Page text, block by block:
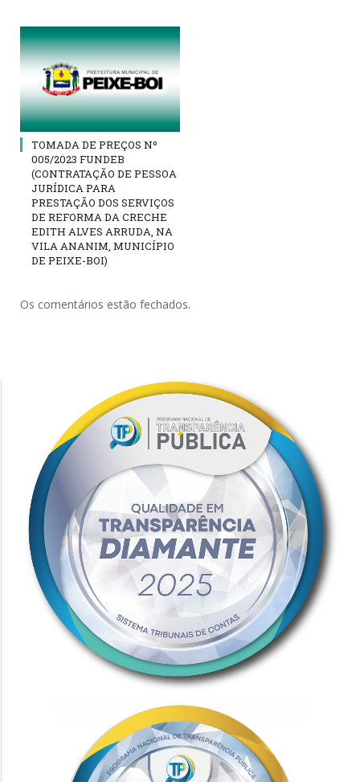
TOMADA DE PREÇOS Nº
005/2023 FUNDEB
(CONTRATAÇÃO DE PESSOA
JURÍDICA PARA
PRESTAÇÃO DOS SERVIÇOS
DE REFORMA DA CRECHE
EDITH ALVES ARRUDA, NA
VILA ANANIM, MUNICÍPIO
DE PEIXE-BOI)
Os comentários estão fechados.